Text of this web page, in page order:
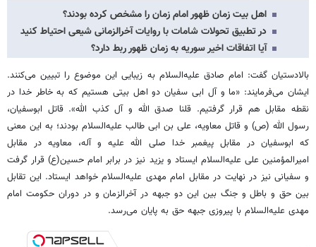
اهل بیت زمان ظهور امام زمان را مشخص کرده بودند؟
در تطبیق تحولات شامات با روایات آخرالزمانی شیعی احتیاط کنید
آیا اتفاقات اخیر سوریه به زمان ظهور ربط دارد؟
بالادستیان گفت: امام صادق علیه‌السلام به زیبایی این موضوع را تبیین می‌کنند.
ایشان می‌فرمایند: «ما و آل ابی سفیان دو اهل بیتی هستیم که به خاطر خدا در
نقطه مقابل هم قرار گرفتیم. قلنا صدق الله و آل کذب الله». قاتل ابوسفیان،
رسول الله (ص) و قاتل معاویه، علی بن ابی طالب علیه‌السلام بودند؛ به این معنی
که ابوسفیان در مقابل پیغمبر خدا صلی الله علیه و آله، معاویه در مقابل
امیرالمؤمنین علی علیه‌السلام ایستاد و یزید نیز در برابر امام حسین(ع) قرار گرفت
و سفیانی نیز در نهایت در مقابل امام مهدی علیه‌السلام خواهد ایستاد. این تقابل
بین حق و باطل و جنگ بین این دو جبهه در آخرالزمان و در دوران حکومت امام
مهدی علیه‌السلام با پیروزی جبهه حق به پایان می‌رسد.